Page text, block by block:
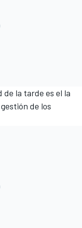
la tarde es el la
de los